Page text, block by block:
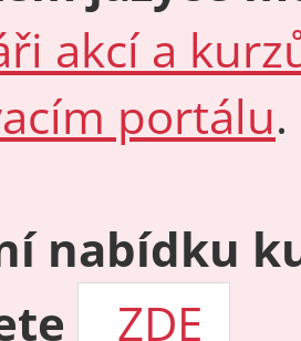
akcí a
portálu.
nabídku
ZDE